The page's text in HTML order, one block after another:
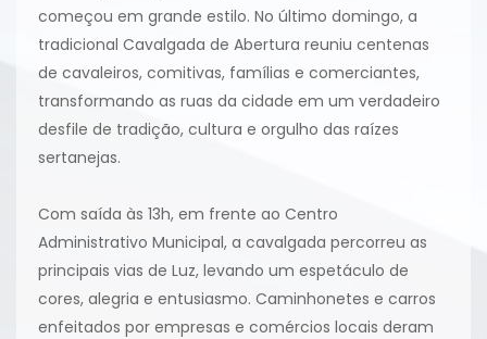
começou em grande estilo. No último domingo, a
tradicional Cavalgada de Abertura reuniu centenas
de cavaleiros, comitivas, famílias e comerciantes,
transformando as ruas da cidade em um verdadeiro
desfile de tradição, cultura e orgulho das raízes
sertanejas.
Com saída às 13h, em frente ao Centro
Administrativo Municipal, a cavalgada percorreu as
principais vias de Luz, levando um espetáculo de
cores, alegria e entusiasmo. Caminhonetes e carros
enfeitados por empresas e comércios locais deram